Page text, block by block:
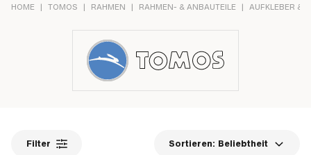
HOME | TOMOS | RAHMEN | RAHMEN- & ANBAUTEILE | AUFKLEBER &
Filter Sortieren: Beliebtheit